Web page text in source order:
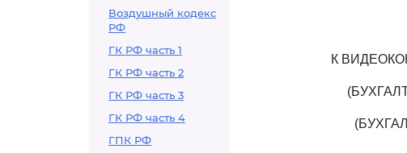
Воздушный кодекс
РФ
ГК РФ часть 1
ГК РФ часть 2
ГК РФ часть 3
ГК РФ часть 4
ГПК РФ
К